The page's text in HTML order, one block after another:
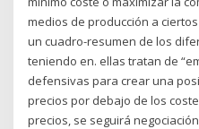
medios de producción a
un cuadro-resumen de los
teniendo en. ellas tratan de
defensivas para crear una
precios por debajo de los
precios, se seguirá